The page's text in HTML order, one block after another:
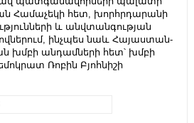
Համաչեկի հետ, խորհրդարանի
և անվտանգության
ինչպես նաև Հայաստան-
խմբի անդամների հետ՝ խմբի
Ռոբին Բյոհնիշի